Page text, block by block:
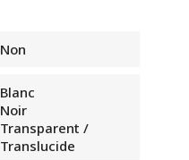
Non
Blanc
Noir
Transparent /
Translucide